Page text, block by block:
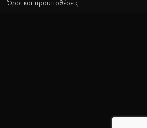
Όροι και προϋποθέσεις